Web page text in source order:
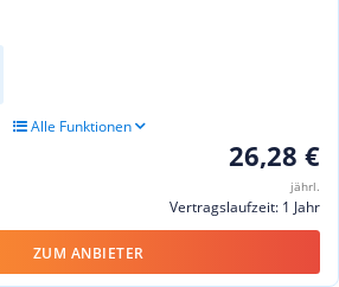
Alle Funktionen
26,28 €
jährl.
Vertragslaufzeit: 1 Jahr
ZUM ANBIETER